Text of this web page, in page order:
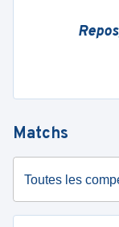
Matchs
Toutes les